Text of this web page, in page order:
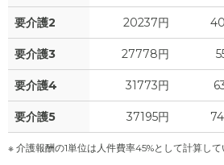
要介護2 20237円
要介護3 27778円
要介護4 31773円
要介護5 37195円
※ 介護報酬の1単位は人件費率45%として計算して